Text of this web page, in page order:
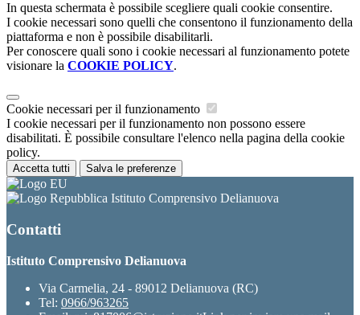
In questa schermata è possibile scegliere quali cookie consentire.
I cookie necessari sono quelli che consentono il funzionamento della
piattaforma e non è possibile disabilitarli.
Per conoscere quali sono i cookie necessari al funzionamento potete
visionare la COOKIE POLICY.
Cookie necessari per il funzionamento
I cookie necessari per il funzionamento non possono essere
disabilitati. È possibile consultare l'elenco nella pagina della cookie
policy.
Accetta tutti Salva le preferenze
Istituto Comprensivo Delianuova
Contatti
Istituto Comprensivo Delianuova
Via Carmelia, 24 - 89012 Delianuova (RC)
Tel: 0966/963265